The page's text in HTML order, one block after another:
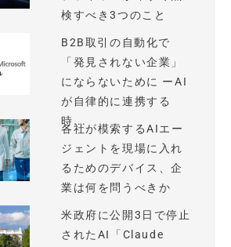
検すべき3つのこと
B2B取引の自動化で
「発見されない企業」
にならないために ーAI
が自律的に連携する
時...
各社が模索するAIエー
ジェントを現場に入れ
るためのデバイス、企
業は何を問うべきか
米政府に公開3日で停止
されたAI「Claude